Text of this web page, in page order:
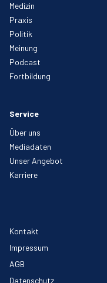
Medizin
Praxis
Politik
Meinung
Podcast
Fortbildung
Service
Über uns
Mediadaten
Unser Angebot
Karriere
Kontakt
Impressum
AGB
Datenschutz